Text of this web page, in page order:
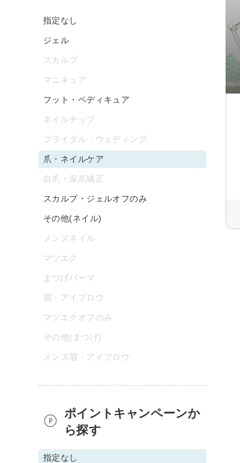
指定なし
ジェル
スカルプ
マニキュア
フット・ペディキュア
ネイルチップ
ブライダル・ウェディング
爪・ネイルケア
自爪・深爪矯正
スカルプ・ジェルオフのみ
その他(ネイル)
メンズネイル
マツエク
まつげパーマ
眉・アイブロウ
マツエクオフのみ
その他(まつげ)
メンズ眉・アイブロウ
ポイントキャンペーンか
ら探す
指定なし